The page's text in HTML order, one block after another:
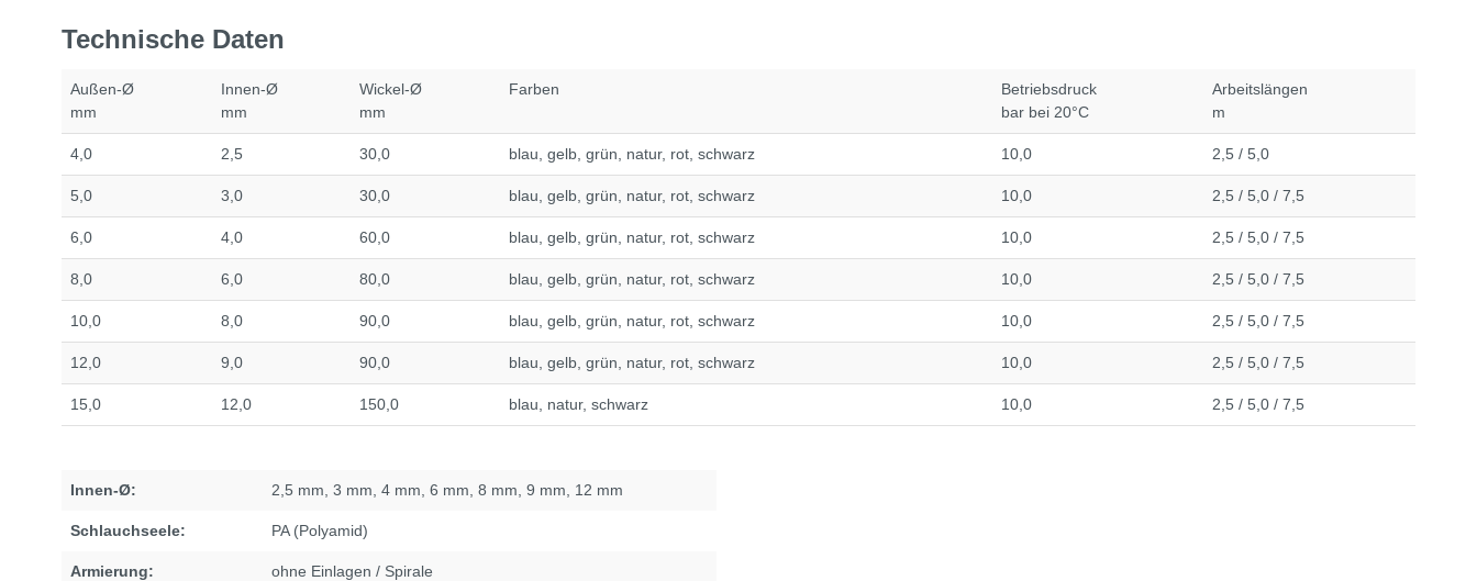
Technische Daten
Außen-Ø
mm
Innen-Ø
mm
Wickel-Ø
mm
Farben
Betriebsdruck
bar bei 20°C
Arbeitslängen
m
4,0 2,5 30,0 blau, gelb, grün, natur, rot, schwarz 10,0 2,5 / 5,0
5,0 3,0 30,0 blau, gelb, grün, natur, rot, schwarz 10,0 2,5 / 5,0 / 7,5
6,0 4,0 60,0 blau, gelb, grün, natur, rot, schwarz 10,0 2,5 / 5,0 / 7,5
8,0 6,0 80,0 blau, gelb, grün, natur, rot, schwarz 10,0 2,5 / 5,0 / 7,5
10,0 8,0 90,0 blau, gelb, grün, natur, rot, schwarz 10,0 2,5 / 5,0 / 7,5
12,0 9,0 90,0 blau, gelb, grün, natur, rot, schwarz 10,0 2,5 / 5,0 / 7,5
15,0 12,0 150,0 blau, natur, schwarz 10,0 2,5 / 5,0 / 7,5
Innen-Ø: 2,5 mm , 3 mm , 4 mm , 6 mm , 8 mm , 9 mm , 12 mm
Schlauchseele: PA (Polyamid)
Armierung: ohne Einlagen / Spirale